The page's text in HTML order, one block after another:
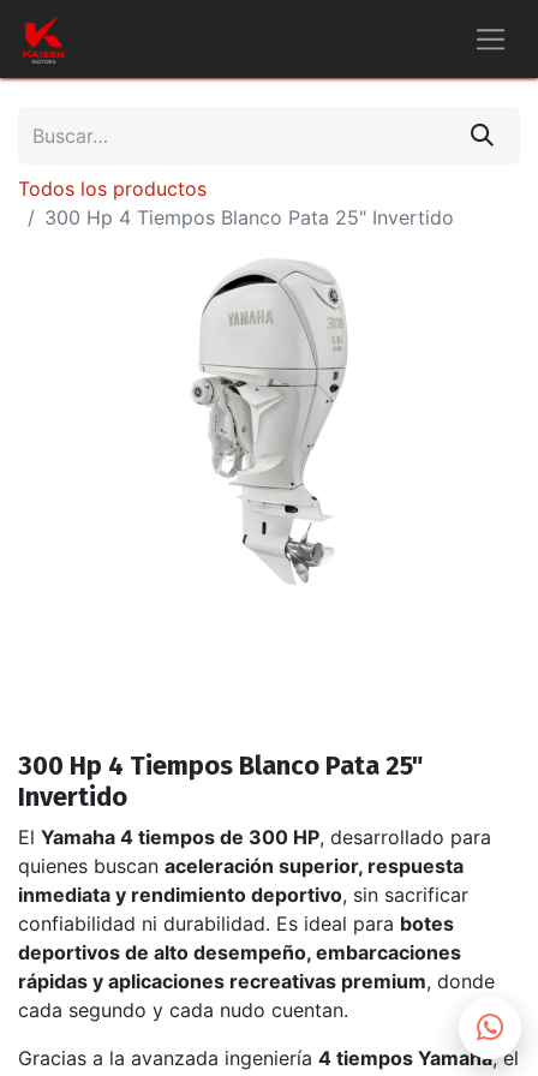
Todos los productos
300 Hp 4 Tiempos Blanco Pata 25" Invertido
300 Hp 4 Tiempos Blanco Pata 25"
Invertido
El Yamaha 4 tiempos de 300 HP, desarrollado para
quienes buscan aceleración superior, respuesta
inmediata y rendimiento deportivo, sin sacrificar
confiabilidad ni durabilidad. Es ideal para botes
deportivos de alto desempeño, embarcaciones
rápidas y aplicaciones recreativas premium, donde
cada segundo y cada nudo cuentan.
Gracias a la avanzada ingeniería 4 tiempos Yamaha, el